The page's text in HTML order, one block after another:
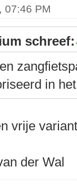
07:46 PM
schreef:
in
vrije
der Wal